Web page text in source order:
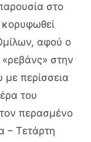
στο
κορυφωθεί
αφού ο
«ρεβάνς» στην
με περίσσεια
του
περασμένο
– Τετάρτη